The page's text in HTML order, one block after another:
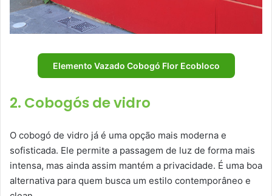
Elemento Vazado Cobogó Flor Ecobloco
2. Cobogós de vidro
O cobogó de vidro já é uma opção mais moderna e
sofisticada. Ele permite a passagem de luz de forma mais
intensa, mas ainda assim mantém a privacidade. É uma boa
alternativa para quem busca um estilo contemporâneo e